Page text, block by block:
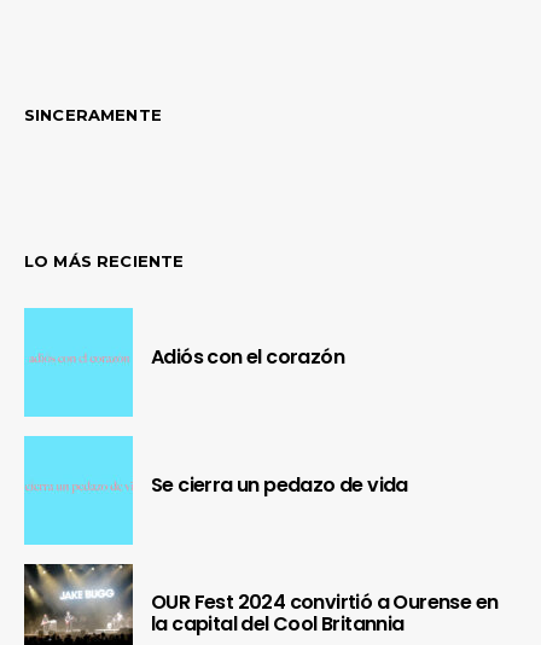
SINCERAMENTE
LO MÁS RECIENTE
Adiós con el corazón
Se cierra un pedazo de vida
OUR Fest 2024 convirtió a Ourense en
la capital del Cool Britannia